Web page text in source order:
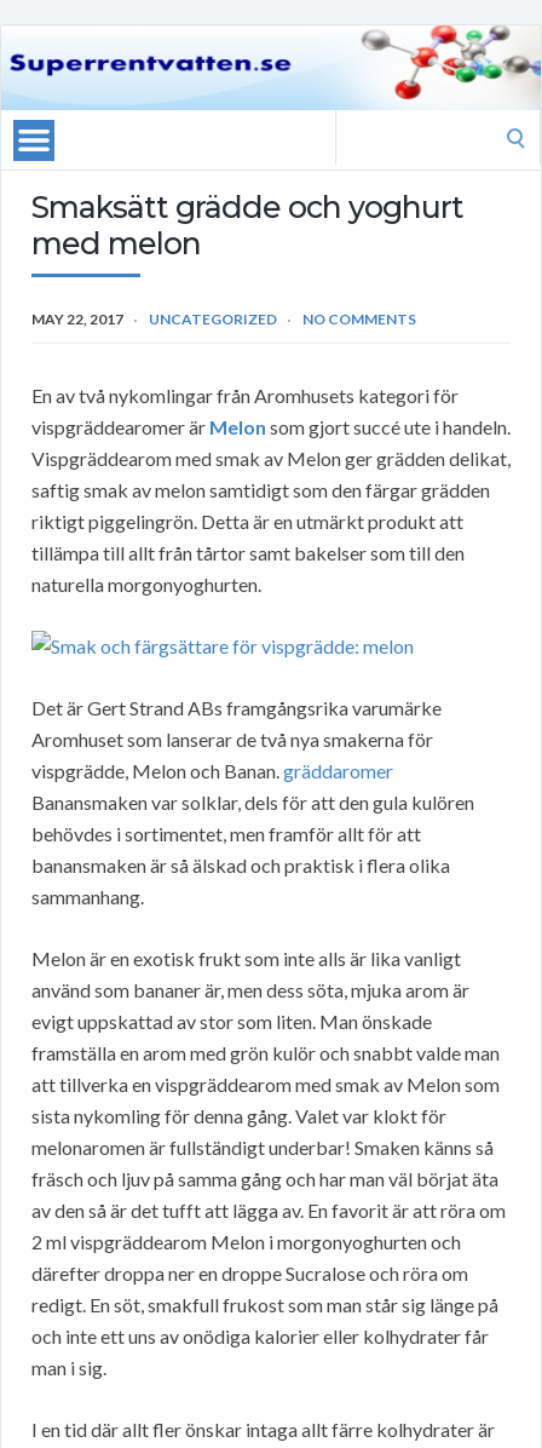
Smaksätt grädde och yoghurt
med melon
MAY 22, 2017 UNCATEGORIZED NO COMMENTS
En av två nykomlingar från Aromhusets kategori för
vispgräddearomer är Melon som gjort succé ute i handeln.
Vispgräddearom med smak av Melon ger grädden delikat,
saftig smak av melon samtidigt som den färgar grädden
riktigt piggelingrön. Detta är en utmärkt produkt att
tillämpa till allt från tårtor samt bakelser som till den
naturella morgonyoghurten.
Det är Gert Strand ABs framgångsrika varumärke
Aromhuset som lanserar de två nya smakerna för
vispgrädde, Melon och Banan.gräddaromer
Banansmaken var solklar, dels för att den gula kulören
behövdes i sortimentet, men framför allt för att
banansmaken är så älskad och praktisk i flera olika
sammanhang.
Melon är en exotisk frukt som inte alls är lika vanligt
använd som bananer är, men dess söta, mjuka arom är
evigt uppskattad av stor som liten. Man önskade
framställa en arom med grön kulör och snabbt valde man
att tillverka en vispgräddearom med smak av Melon som
sista nykomling för denna gång. Valet var klokt för
melonaromen är fullständigt underbar! Smaken känns så
fräsch och ljuv på samma gång och har man väl börjat äta
av den så är det tufft att lägga av. En favorit är att röra om
2 ml vispgräddearom Melon i morgonyoghurten och
därefter droppa ner en droppe Sucralose och röra om
redigt. En söt, smakfull frukost som man står sig länge på
och inte ett uns av onödiga kalorier eller kolhydrater får
man i sig.
I en tid där allt fler önskar intaga allt färre kolhydrater är